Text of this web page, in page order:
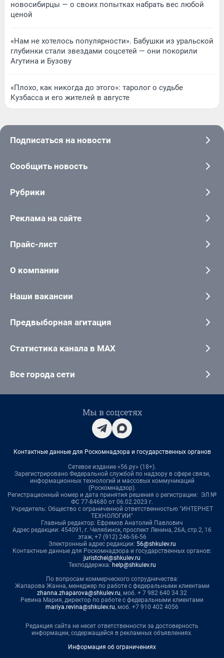
новосибирцы — о своих попытках набрать вес любой
ценой
«Нам не хотелось популярности». Бабушки из уральской
глубинки стали звездами соцсетей — они покорили
Агутина и Бузову
«Плохо, как никогда до этого»: таролог о судьбе
Кузбасса и его жителей в августе
Подписаться на новости
Сообщить новость
Рубрики
Реклама на сайте
Прайс-лист
О компании
Наши вакансии
Предвыборная агитация
Статистика канала в MAX
Все города сети
Мы в соцсетях
Контактные данные для Роскомнадзора и государственных органов
Сетевое издание «56.ру» (18+).
Зарегистрировано Федеральной службой по надзору в сфере связи,
информационных технологий и массовых коммуникаций
(Роскомнадзор).
Регистрационный номер и дата принятия решения о регистрации: ЭЛ №
ФС 77-84680 от 06.02.2023 г.
Учредитель: Общество с ограниченной ответственностью "ИНТЕРНЕТ
ТЕХНОЛОГИИ"
Главный редактор: Ефремов Анатолий Павлович
Адрес редакции: 454091, г. Челябинск, проспект Ленина, 26А, стр.2, 16
этаж, +7 (912) 246-56-56
Электронный адрес редакции: 56@shkulev.ru
Контактные данные для Роскомнадзора и государственных органов:
juristchel@shkulev.ru
Техподдержка: help@shkulev.ru
По вопросам коммерческого сотрудничества:
Жапарова Жанна, менеджер по работе с федеральными клиентами
zhanna.zhaparova@shkulev.ru, моб. + 7 982 640 34 32
Ревина Мария, директор по работе с федеральными клиентами
mariya.revina@shkulev.ru, моб. +7 910 402 4056
Редакция сайта не несет ответственности за достоверность
информации, содержащейся в рекламных объявлениях.
Информация об ограничениях